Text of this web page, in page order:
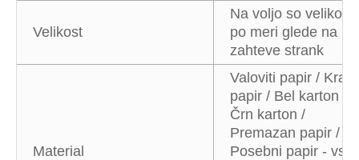
Velikost
Na voljo so velikosti
po meri glede na
zahteve strank
Material
Valoviti papir / Kraft
papir / Bel karton /
Črn karton /
Premazan papir /
Posebni papir - vse